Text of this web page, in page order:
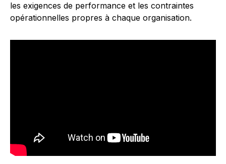
les exigences de performance et les contraintes
opérationnelles propres à chaque organisation.